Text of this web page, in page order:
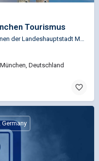
Tourismus
Deutschland